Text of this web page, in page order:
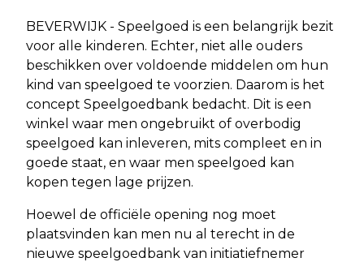
BEVERWIJK - Speelgoed is een belangrijk bezit
voor alle kinderen. Echter, niet alle ouders
beschikken over voldoende middelen om hun
kind van speelgoed te voorzien. Daarom is het
concept Speelgoedbank bedacht. Dit is een
winkel waar men ongebruikt of overbodig
speelgoed kan inleveren, mits compleet en in
goede staat, en waar men speelgoed kan
kopen tegen lage prijzen.
Hoewel de officiële opening nog moet
plaatsvinden kan men nu al terecht in de
nieuwe speelgoedbank van initiatiefnemer